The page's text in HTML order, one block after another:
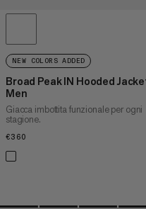
NEW COLORS ADDED
Broad Peak IN Hooded
Men
Giacca imbottita funzionale per ogni
stagione.
€360